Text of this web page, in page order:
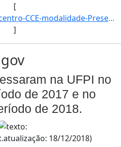
[
159: municipio-Teresina-centro-CCE-modalidade-Presencial-convenio--selecao-SISU-cota-AC-sexo-M-uf--ano_in]
]
gov
na UFPI no
de 2017 e no
de 2018.
18/12/2018)